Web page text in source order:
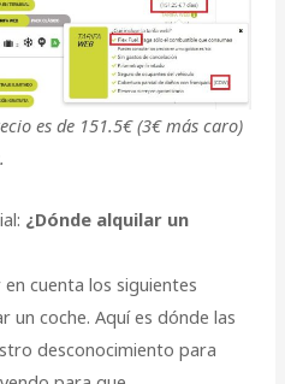
es de 151.5€ (3€ más caro)
¿Dónde alquilar un
cuenta los siguientes
un coche. Aquí es dónde las
desconocimiento para